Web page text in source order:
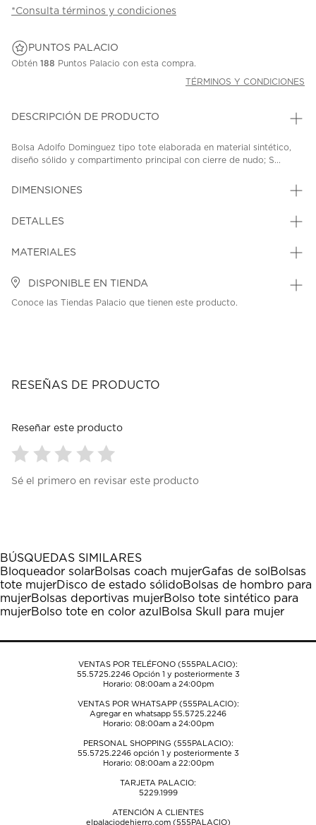
*Consulta términos y condiciones
PUNTOS PALACIO
Obtén 188 Puntos Palacio con esta compra.
TÉRMINOS Y CONDICIONES
DESCRIPCIÓN DE PRODUCTO
Bolsa Adolfo Dominguez tipo tote elaborada en material sintético,
diseño sólido y compartimento principal con cierre de nudo; S...
DIMENSIONES
DETALLES
MATERIALES
DISPONIBLE EN TIENDA
Conoce las Tiendas Palacio que tienen este producto.
RESEÑAS DE PRODUCTO
Reseñar este producto
para
1
estrella
Esta
acción
abrirá
el
de
para
estrellas.
Esta
acción
abrirá
el
de
para
estrellas.
Esta
acción
abrirá
el
de
para
estrellas.
Esta
acción
abrirá
el
de
para
estrellas.
Esta
acción
abrirá
el
de
Sé el primero en revisar este producto
BÚSQUEDAS SIMILARES
Bloqueador solarBolsas coach mujerGafas de sol Bolsas
tote mujerDisco de estado sólidoBolsas de hombro para
mujerBolsas deportivas mujerBolso tote sintético para
mujerBolso tote en color azul Bolsa Skull para mujer
VENTAS POR TELÉFONO (555PALACIO):
55.5725.2246Opción 1 y posteriormente 3
Horario: 08:00am a 24:00pm
VENTAS POR WHATSAPP (555PALACIO):
Agregar en whatsapp 55.5725.2246
Horario: 08:00am a 24:00pm
PERSONAL SHOPPING (555PALACIO):
55.5725.2246opción 1 y posteriormente 3
Horario: 08:00am a 22:00pm
TARJETA PALACIO:
5229.1999
ATENCIÓN A CLIENTES
elpalaciodehierro.com (555PALACIO)